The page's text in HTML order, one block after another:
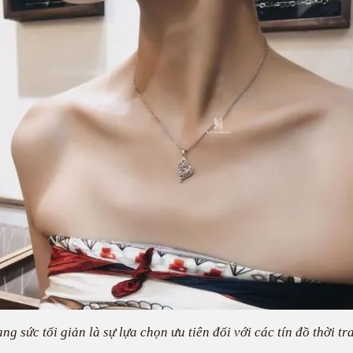
sức tối giản là sự lựa chọn ưu tiên đối với các tín đồ thời